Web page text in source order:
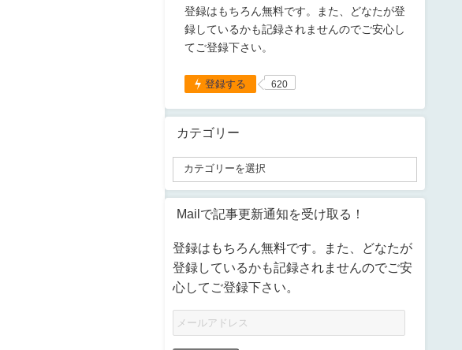
登録はもちろん無料です。また、どなたが登
録しているかも記録されませんのでご安心し
てご登録下さい。
登録する 620
カテゴリー
Mailで記事更新通知を受け取る！
登録はもちろん無料です。また、どなたが
登録しているかも記録されませんのでご安
心してご登録下さい。